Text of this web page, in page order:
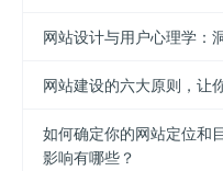
网站设计与用户心理学：
网站建设的六大原则，让
如何确定你的网站定位和
影响有哪些？